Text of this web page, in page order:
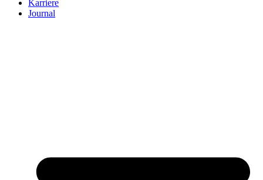
Karriere
Journal